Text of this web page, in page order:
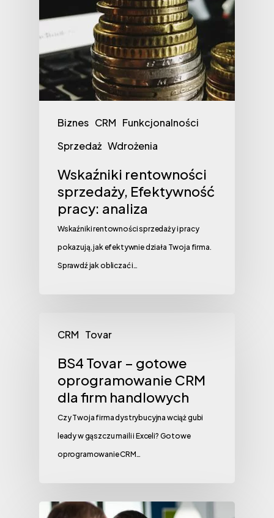
Biznes CRM Funkcjonalności
Sprzedaż Wdrożenia
Wskaźniki rentowności
sprzedaży, Efektywność
pracy: analiza
Wskaźniki rentowności sprzedaży i pracy
pokazują, jak efektywnie działa Twoja firma.
Sprawdź jak obliczać i…
CRM Tovar
BS4 Tovar – gotowe
oprogramowanie CRM
dla firm handlowych
Czy Twoja firma dystrybucyjna wciąż gubi
leady w gąszczu maili i Exceli? Gotowe
oprogramowanie CRM…